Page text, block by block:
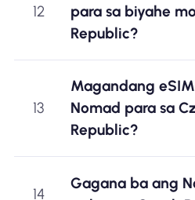
12
para sa biyahe
Republic?
13
Magandang
Nomad para sa
Republic?
14
Gagana ba ang